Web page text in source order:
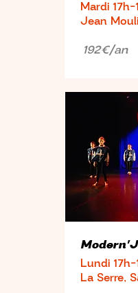
Mardi
Jean
192€/an
Lundi
La Serre,